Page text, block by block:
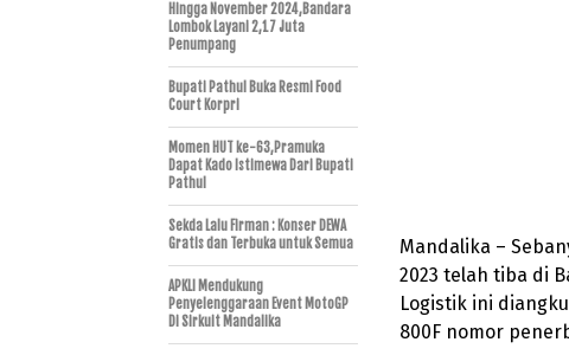
Mandalika –
2023 telah tiba di
Logistik ini
800F nomor
Hingga November 2024,Bandara
Lombok Layani 2,17 Juta
Penumpang
Bupati Pathul Buka Resmi Food
Court Korpri
Momen HUT ke-63,Pramuka
Dapat Kado Istimewa Dari Bupati
Pathul
Sekda Lalu Firman : Konser DEWA
Gratis dan Terbuka untuk Semua
APKLI Mendukung
Penyelenggaraan Event MotoGP
Di Sirkuit Mandalika